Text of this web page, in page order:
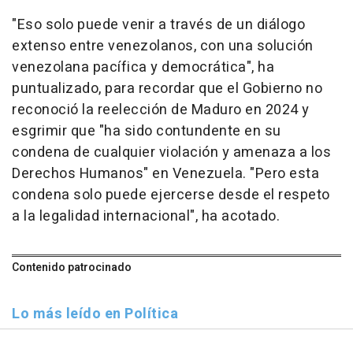
"Eso solo puede venir a través de un diálogo
extenso entre venezolanos, con una solución
venezolana pacífica y democrática", ha
puntualizado, para recordar que el Gobierno no
reconoció la reelección de Maduro en 2024 y
esgrimir que "ha sido contundente en su
condena de cualquier violación y amenaza a los
Derechos Humanos" en Venezuela. "Pero esta
condena solo puede ejercerse desde el respeto
a la legalidad internacional", ha acotado.
Contenido patrocinado
Lo más leído en Política